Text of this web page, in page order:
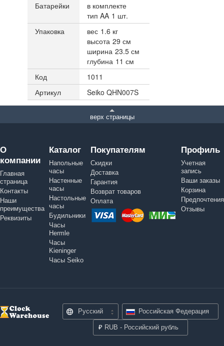
Батарейки
в комплекте
тип AA 1 шт.
Упаковка
вес 1.6 кг
высота 29 см
ширина 23.5 см
глубина 11 см
Код
1011
Артикул
Seiko QHN007S
верх страницы
О
компании
Главная
страница
Контакты
Наши
преимущества
Реквизиты
Каталог
Напольные
часы
Настенные
часы
Настольные
часы
Будильники
Часы
Hermle
Часы
Kieninger
Часы Seiko
Покупателям
Скидки
Доставка
Гарантия
Возврат товаров
Оплата
Профиль
Учетная
запись
Ваши заказы
Корзина
Предпочтения
Отзывы
Русский Российская Федерация
₽ RUB - Российский рубль